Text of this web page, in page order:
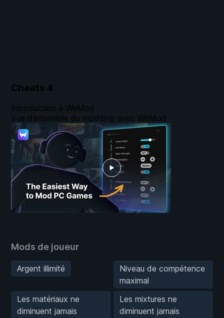
Cheats 4
Mods de joueur
Argent illimité
Niveau de compétence
maximal
Les matériaux ne
diminuent jamais
Les mixtures ne
diminuent jamais
Introduction à WeMod
Vue d’ensemble du modding avec WeMod